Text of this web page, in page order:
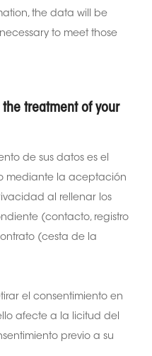
the data will be
to meet those
treatment of your
de sus datos es el
mediante la aceptación
al rellenar los
(contacto, registro
(cesta de la
el consentimiento en
afecte a la licitud del
previo a su